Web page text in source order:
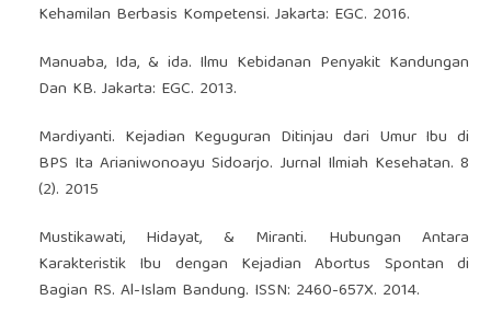
Kehamilan Berbasis Kompetensi. Jakarta: EGC. 2016.
Manuaba, Ida, & ida. Ilmu Kebidanan Penyakit Kandungan
Dan KB. Jakarta: EGC. 2013.
Mardiyanti. Kejadian Keguguran Ditinjau dari Umur Ibu di
BPS Ita Arianiwonoayu Sidoarjo. Jurnal Ilmiah Kesehatan. 8
(2). 2015
Mustikawati, Hidayat, & Miranti. Hubungan Antara
Karakteristik Ibu dengan Kejadian Abortus Spontan di
Bagian RS. Al-Islam Bandung. ISSN: 2460-657X. 2014.